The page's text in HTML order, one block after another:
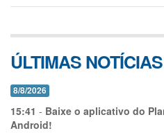
ÚLTIMAS NOTÍCIAS
8/8/2026
15:41 - Baixe o aplicativo do
Android!